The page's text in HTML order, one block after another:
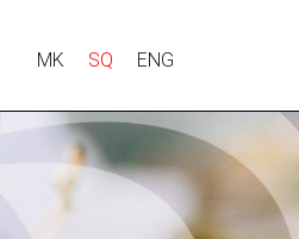
MK SQ ENG